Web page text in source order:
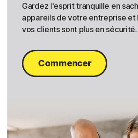
Gardez l'esprit tranquille en
appareils de votre entreprise et
vos clients sont plus en sécurité.
Commencer